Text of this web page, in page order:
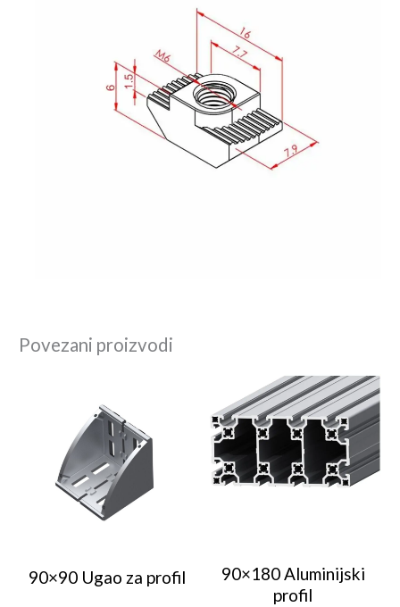
Povezani proizvodi
90×90 Ugao za profil
90×180 Aluminijski
profil